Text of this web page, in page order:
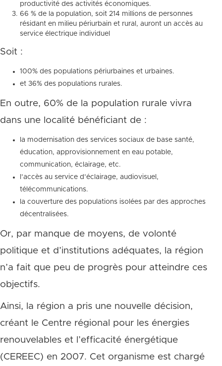
productivité des activités économiques.
66 % de la population, soit 214 millions de personnes
résidant en milieu périurbain et rural, auront un accès au
service électrique individuel
Soit :
100% des populations périurbaines et urbaines.
et 36% des populations rurales.
En outre, 60% de la population rurale vivra
dans une localité bénéficiant de :
la modernisation des services sociaux de base santé,
éducation, approvisionnement en eau potable,
communication, éclairage, etc.
l’accès au service d’éclairage, audiovisuel,
télécommunications.
la couverture des populations isolées par des approches
décentralisées.
Or, par manque de moyens, de volonté
politique et d’institutions adéquates, la région
n’a fait que peu de progrès pour atteindre ces
objectifs.
Ainsi, la région a pris une nouvelle décision,
créant le Centre régional pour les énergies
renouvelables et l’efficacité énergétique
(CEREEC) en 2007. Cet organisme est chargé